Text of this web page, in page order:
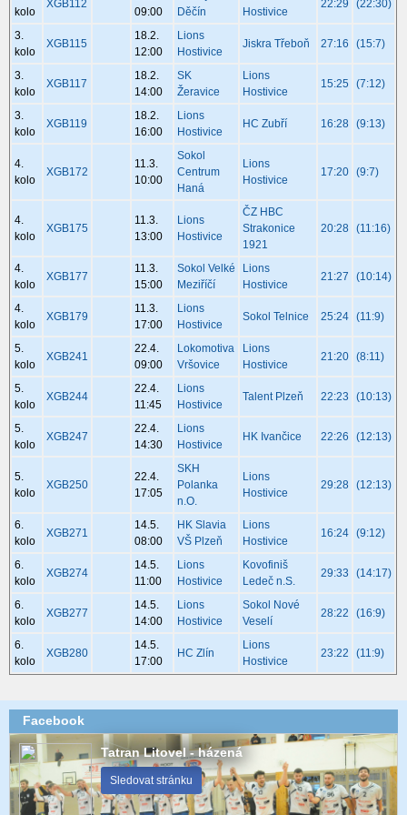
kolo
XGB112
09:00
Děčín
Hostivice
22:29 (22:30)
3.
kolo
XGB115
18.2.
12:00
Lions
Hostivice
Jiskra Třeboň 27:16 (15:7)
3.
kolo
XGB117
18.2.
14:00
SK
Žeravice
Lions
Hostivice
15:25 (7:12)
3.
kolo
XGB119
18.2.
16:00
Lions
Hostivice
HC Zubří 16:28 (9:13)
4.
kolo
XGB172
11.3.
10:00
Sokol
Centrum
Haná
Lions
Hostivice
17:20 (9:7)
4.
kolo
XGB175
11.3.
13:00
Lions
Hostivice
ČZ HBC
Strakonice
1921
20:28 (11:16)
4.
kolo
XGB177
11.3.
15:00
Sokol Velké
Meziříčí
Lions
Hostivice
21:27 (10:14)
4.
kolo
XGB179
11.3.
17:00
Lions
Hostivice
Sokol Telnice 25:24 (11:9)
5.
kolo
XGB241
22.4.
09:00
Lokomotiva
Vršovice
Lions
Hostivice
21:20 (8:11)
5.
kolo
XGB244
22.4.
11:45
Lions
Hostivice
Talent Plzeň 22:23 (10:13)
5.
kolo
XGB247
22.4.
14:30
Lions
Hostivice
HK Ivančice 22:26 (12:13)
5.
kolo
XGB250
22.4.
17:05
SKH
Polanka
n.O.
Lions
Hostivice
29:28 (12:13)
6.
kolo
XGB271
14.5.
08:00
HK Slavia
VŠ Plzeň
Lions
Hostivice
16:24 (9:12)
6.
kolo
XGB274
14.5.
11:00
Lions
Hostivice
Kovofiniš
Ledeč n.S.
29:33 (14:17)
6.
kolo
XGB277
14.5.
14:00
Lions
Hostivice
Sokol Nové
Veselí
28:22 (16:9)
6.
kolo
XGB280
14.5.
17:00
HC Zlín
Lions
Hostivice
23:22 (11:9)
Facebook
Tatran Litovel - házená
Sledovat stránku